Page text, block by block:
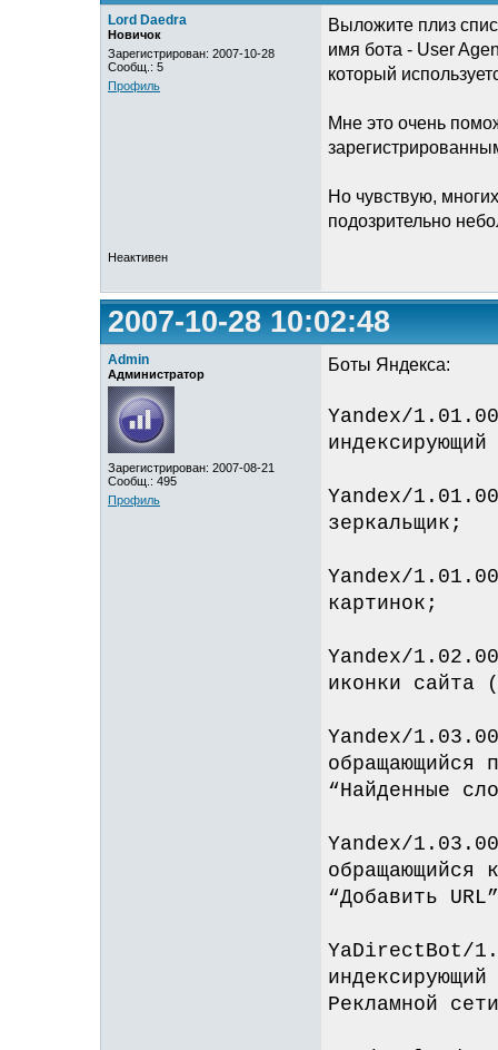
Lord Daedra
Новичок
Зарегистрирован: 2007-10-28
Сообщ.: 5
Профиль
Выложите плиз
имя бота - User
который
Мне это очень
Но чувствую,
подозрительно
Неактивен
2007-10-28 10:02:48
Admin
Администратор
Зарегистрирован: 2007-08-21
Сообщ.: 495
Профиль
Боты Яндекса:
Yandex/
Yandex/
зеркальщик;
Yandex/
картинок;
Yandex/
иконки
Yandex/
обращающийся
“Найденные
Yandex/
обращающийся
“Добавить
YaDirectBot/
Рекламной